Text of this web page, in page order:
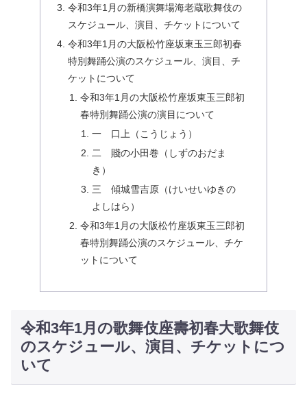
令和3年1月の新橋演舞場海老蔵歌舞伎の
スケジュール、演目、チケットについて
令和3年1月の大阪松竹座坂東玉三郎初春
特別舞踊公演のスケジュール、演目、チ
ケットについて
令和3年1月の大阪松竹座坂東玉三郎初
春特別舞踊公演の演目について
一 口上（こうじょう）
二 賤の小田巻（しずのおだま
き）
三 傾城雪吉原（けいせいゆきの
よしはら）
令和3年1月の大阪松竹座坂東玉三郎初
春特別舞踊公演のスケジュール、チケ
ットについて
令和3年1月の歌舞伎座壽初春大歌舞伎
のスケジュール、演目、チケットにつ
いて